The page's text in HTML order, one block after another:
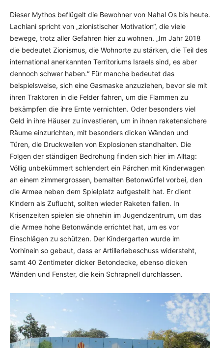
Dieser Mythos beflügelt die Bewohner von Nahal Os bis heute.
Lachiani spricht von „zionistischer Motivation“, die viele
bewege, trotz aller Gefahren hier zu wohnen. „Im Jahr 2018
die bedeutet Zionismus, die Wohnorte zu stärken, die Teil des
international anerkannten Territoriums Israels sind, es aber
dennoch schwer haben.“ Für manche bedeutet das
beispielsweise, sich eine Gasmaske anzuziehen, bevor sie mit
ihren Traktoren in die Felder fahren, um die Flammen zu
bekämpfen die ihre Ernte vernichten. Oder besonders viel
Geld in ihre Häuser zu investieren, um in ihnen raketensichere
Räume einzurichten, mit besonders dicken Wänden und
Türen, die Druckwellen von Explosionen standhalten. Die
Folgen der ständigen Bedrohung finden sich hier im Alltag:
Völlig unbekümmert schlendert ein Pärchen mit Kinderwagen
an einem zimmergrossen, bemalten Betonwürfel vorbei, den
die Armee neben dem Spielplatz aufgestellt hat. Er dient
Kindern als Zuflucht, sollten wieder Raketen fallen. In
Krisenzeiten spielen sie ohnehin im Jugendzentrum, um das
die Armee hohe Betonwände errichtet hat, um es vor
Einschlägen zu schützen. Der Kindergarten wurde im
Vorhinein so gebaut, dass er Artilleriebeschuss widersteht,
samt 40 Zentimeter dicker Betondecke, ebenso dicken
Wänden und Fenster, die kein Schrapnell durchlassen.